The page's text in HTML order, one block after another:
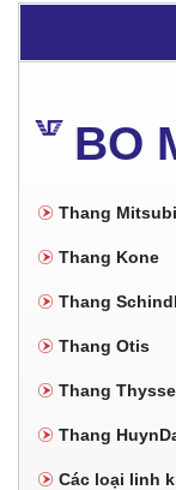
BO
Thang
Thang Kone
Thang
Thang Otis
Thang
Thang
Các loại linh